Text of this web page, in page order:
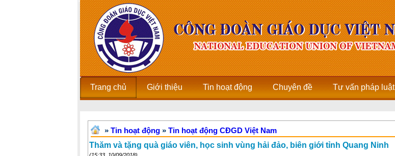
Trang chủ Giới thiệu Tin hoạt động Chuyên đề Tư vấn pháp luật
» Tin hoạt động » Tin hoạt động CĐGD Việt Nam
Thăm và tặng quà giáo viên, học sinh vùng hải đảo, biên giới tỉnh Quang Ninh